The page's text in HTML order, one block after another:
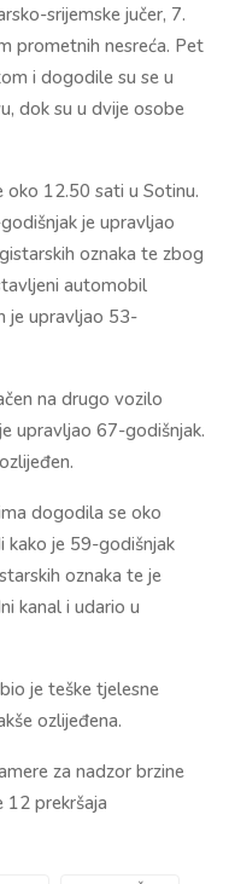
srijemske jučer, 7.
prometnih nesreća. Pet
i dogodile su se u
dok su u dvije osobe
oko 12.50 sati u Sotinu.
je upravljao
oznaka te zbog
automobil
je upravljao 53-
na drugo vozilo
upravljao 67-godišnjak.
dogodila se oko
kako je 59-godišnjak
oznaka te je
kanal i udario u
je teške tjelesne
ozlijeđena.
za nadzor brzine
12 prekršaja